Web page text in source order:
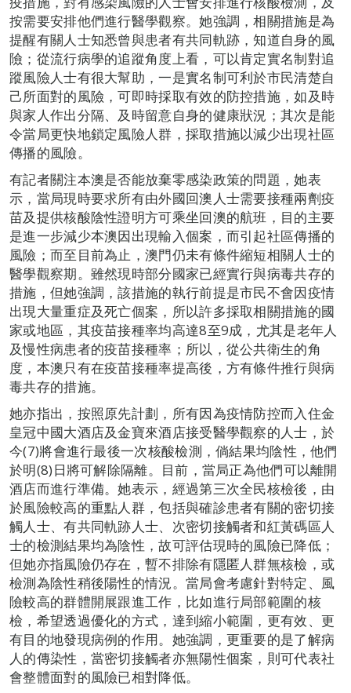
按需要安排他們進行醫學觀察。她強調，相關措施是為
提醒有關人士知悉曾與患者有共同軌跡，知道自身的風
險；從流行病學的追蹤角度上看，可以肯定實名制對追
蹤風險人士有很大幫助，一是實名制可利於市民清楚自
己所面對的風險，可即時採取有效的防控措施，如及時
與家人作出分隔、及時留意自身的健康狀況；其次是能
令當局更快地鎖定風險人群，採取措施以減少出現社區
傳播的風險。
有記者關注本澳是否能放棄零感染政策的問題，她表
示，當局現時要求所有由外國回澳人士需要接種兩劑疫
苗及提供核酸陰性證明方可乘坐回澳的航班，目的主要
是進一步減少本澳因出現輸入個案，而引起社區傳播的
風險；而至目前為止，澳門仍未有條件縮短相關人士的
醫學觀察期。雖然現時部分國家已經實行與病毒共存的
措施，但她強調，該措施的執行前提是市民不會因疫情
出現大量重症及死亡個案，所以許多採取相關措施的國
家或地區，其疫苗接種率均高達8至9成，尤其是老年人
及慢性病患者的疫苗接種率；所以，從公共衛生的角
度，本澳只有在疫苗接種率提高後，方有條件推行與病
毒共存的措施。
她亦指出，按照原先計劃，所有因為疫情防控而入住金
皇冠中國大酒店及金寶來酒店接受醫學觀察的人士，於
今(7)將會進行最後一次核酸檢測，倘結果均陰性，他們
於明(8)日將可解除隔離。目前，當局正為他們可以離開
酒店而進行準備。她表示，經過第三次全民核檢後，由
於風險較高的重點人群，包括與確診患者有關的密切接
觸人士、有共同軌跡人士、次密切接觸者和紅黃碼區人
士的檢測結果均為陰性，故可評估現時的風險已降低；
但她亦指風險仍存在，暫不排除有隱匿人群無核檢，或
檢測為陰性稍後陽性的情況。當局會考慮針對特定、風
險較高的群體開展跟進工作，比如進行局部範圍的核
檢，希望透過優化的方式，達到縮小範圍，更有效、更
有目的地發現病例的作用。她強調，更重要的是了解病
人的傳染性，當密切接觸者亦無陽性個案，則可代表社
會整體面對的風險已相對降低。